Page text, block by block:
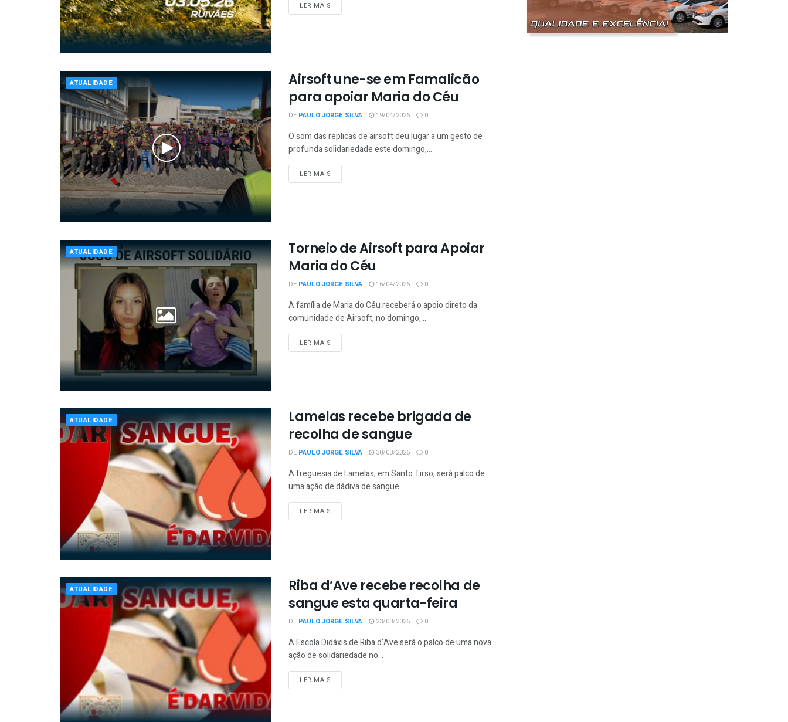
LER MAIS
ATUALIDADE
Airsoft une-se em Famalicão
para apoiar Maria do Céu
DE PAULO JORGE SILVA 19/04/2026 0
O som das réplicas de airsoft deu lugar a um gesto de
profunda solidariedade este domingo,...
LER MAIS
ATUALIDADE
Torneio de Airsoft para Apoiar
Maria do Céu
DE PAULO JORGE SILVA 16/04/2026 0
A família de Maria do Céu receberá o apoio direto da
comunidade de Airsoft, no domingo,...
LER MAIS
ATUALIDADE
Lamelas recebe brigada de
recolha de sangue
DE PAULO JORGE SILVA 30/03/2026 0
A freguesia de Lamelas, em Santo Tirso, será palco de
uma ação de dádiva de sangue...
LER MAIS
ATUALIDADE
Riba d’Ave recebe recolha de
sangue esta quarta-feira
DE PAULO JORGE SILVA 23/03/2026 0
A Escola Didáxis de Riba d’Ave será o palco de uma nova
ação de solidariedade no...
LER MAIS